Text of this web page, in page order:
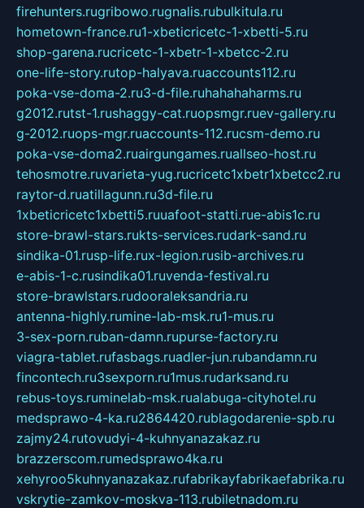
firehunters.rugribowo.rugnalis.rubulkitula.ru
hometown-france.ru1-xbeticricetc-1-xbetti-5.ru
shop-garena.rucricetc-1-xbetr-1-xbetcc-2.ru
one-life-story.rutop-halyava.ruaccounts112.ru
poka-vse-doma-2.ru3-d-file.ruhahahaharms.ru
g2012.rutst-1.rushaggy-cat.ruopsmgr.ruev-gallery.ru
g-2012.ruops-mgr.ruaccounts-112.rucsm-demo.ru
poka-vse-doma2.ruairgungames.ruallseo-host.ru
tehosmotre.ruvarieta-yug.rucricetc1xbetr1xbetcc2.ru
raytor-d.ruatillagunn.ru3d-file.ru
1xbeticricetc1xbetti5.ruuafoot-statti.rue-abis1c.ru
store-brawl-stars.rukts-services.rudark-sand.ru
sindika-01.rusp-life.rux-legion.rusib-archives.ru
e-abis-1-c.rusindika01.ruvenda-festival.ru
store-brawlstars.rudooraleksandria.ru
antenna-highly.rumine-lab-msk.ru1-mus.ru
3-sex-porn.ruban-damn.rupurse-factory.ru
viagra-tablet.rufasbags.ruadler-jun.rubandamn.ru
fincontech.ru3sexporn.ru1mus.rudarksand.ru
rebus-toys.ruminelab-msk.rualabuga-cityhotel.ru
medsprawo-4-ka.ru2864420.rublagodarenie-spb.ru
zajmy24.rutovudyi-4-kuhnyanazakaz.ru
brazzerscom.rumedsprawo4ka.ru
xehyroo5kuhnyanazakaz.rufabrikayfabrikaefabrika.ru
vskrytie-zamkov-moskva-113.rubiletnadom.ru